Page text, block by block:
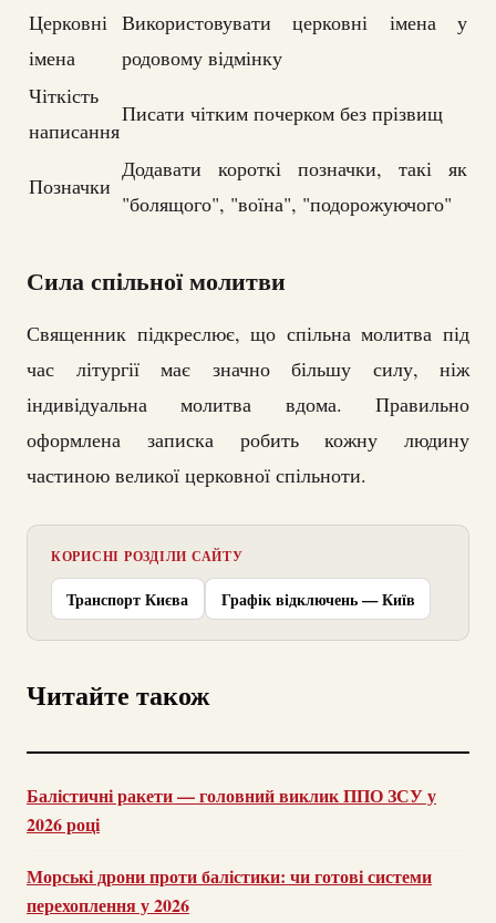
Церковні
імена
Використовувати церковні імена у
родовому відмінку
Чіткість
написання
Писати чітким почерком без прізвищ
Позначки
Додавати короткі позначки, такі як
"болящого", "воїна", "подорожуючого"
Сила спільної молитви
Священник підкреслює, що спільна молитва під
час літургії має значно більшу силу, ніж
індивідуальна молитва вдома. Правильно
оформлена записка робить кожну людину
частиною великої церковної спільноти.
КОРИСНІ РОЗДІЛИ САЙТУ
Транспорт Києва Графік відключень — Київ
Читайте також
Балістичні ракети — головний виклик ППО ЗСУ у
2026 році
Морські дрони проти балістики: чи готові системи
перехоплення у 2026